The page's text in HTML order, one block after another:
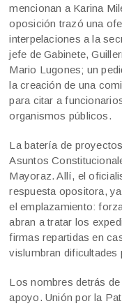
mencionan a Karina
oposición trazó una
interpelaciones a la
jefe de Gabinete,
Mario Lugones; un
la creación de una
para citar a
organismos públicos.
La batería de
Asuntos
Mayoraz. Allí, el
respuesta opositora,
el emplazamiento:
abran a tratar los
firmas repartidas en
vislumbran
Los nombres detrás
apoyo. Unión por la